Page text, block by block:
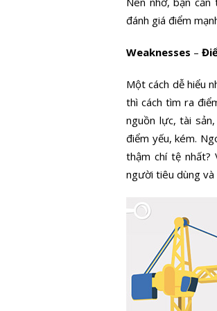
đánh giá điểm
Weaknesses –
Một cách dễ hiểu
thì cách tìm ra
nguồn lực, tài
điểm yếu, kém.
thậm chí tệ nhất?
người tiêu dùng